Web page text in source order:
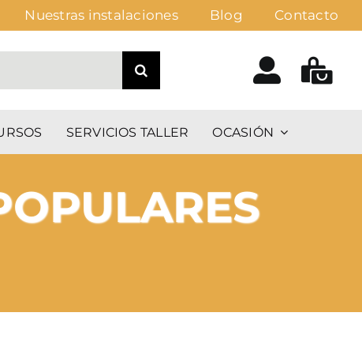
Nuestras instalaciones Blog Contacto
SERVICIOS TALLER OCASIÓN